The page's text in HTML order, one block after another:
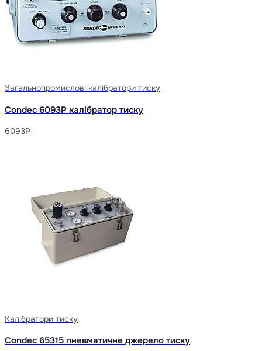
Загальнопромислові калібратори тиску
Condec 6093P калібратор тиску
6093P
Калібратори тиску
Condec 65315 пневматичне джерело тиску